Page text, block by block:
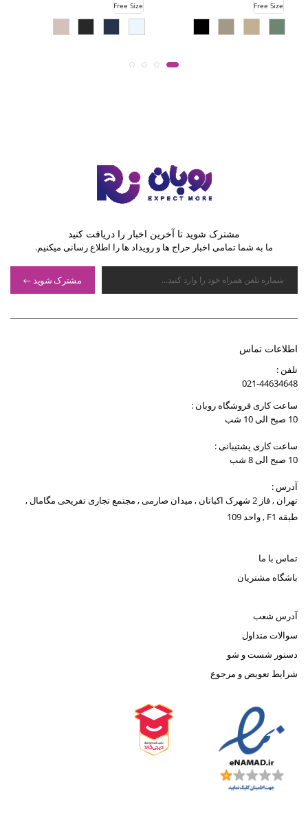
Free Size
Free Size
مشترک شوید تا آخرین اخبار را دریافت کنید
ما به شما تمامی اخبار حراج ها و رویداد ها را اطلاع رسانی میکنیم.
مشترک شوید
اطلاعات تماس
تلفن :
021-44634648
ساعت کاری فروشگاه روبان :
10 صبح الی 10 شب
ساعت کاری پشتیبانی :
10 صبح الی 8 شب
آدرس :
تهران , فاز 2 شهرک اکباتان , میدان صارمی , مجتمع تجاری تفریحی مگامال ,
طبقه F1 , واحد 109
تماس با ما
باشگاه مشتریان
آدرس شعب
سوالات متداول
دستور شست و شو
شرایط تعویض و مرجوع